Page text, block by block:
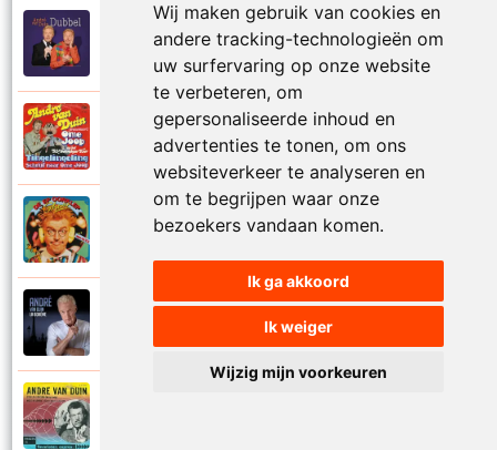
Wij maken gebruik van cookies en
andere tracking-technologieën om
uw surfervaring op onze website
te verbeteren, om
gepersonaliseerde inhoud en
advertenties te tonen, om ons
websiteverkeer te analyseren en
om te begrijpen waar onze
bezoekers vandaan komen.
Ik ga akkoord
Ik weiger
Wijzig mijn voorkeuren
Andre Van Duin
Schijt maar in me pannetje
Andre Van Duin
Schrijf naar ome Joop
Andre Van Duin en Frans Van Dusschoten
Andre Van Duin